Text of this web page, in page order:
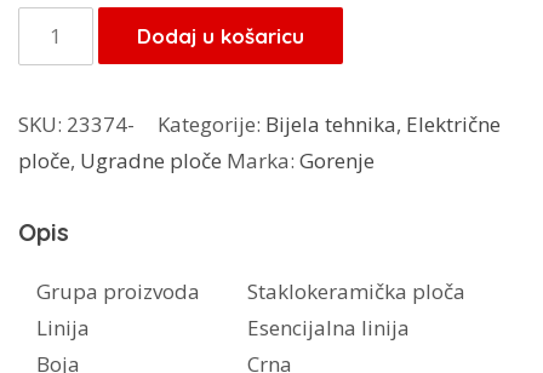
Gorenje
ugradbena
ECT
643
količina
Dodaj u košaricu
SKU: 23374- Kategorije: Bijela tehnika, Električne
ploče, Ugradne ploče Marka: Gorenje
Opis
Grupa proizvoda
Staklokeramička ploča
Linija
Esencijalna linija
Boja
Crna